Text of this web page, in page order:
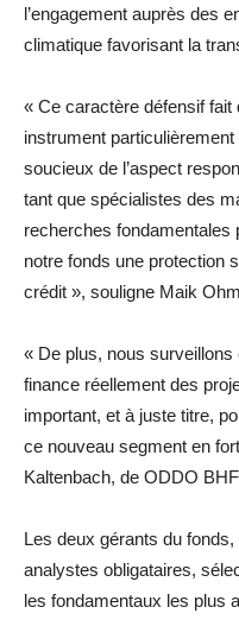
l’engagement auprès des
climatique favorisant la
« Ce caractère défensif
instrument
soucieux de l’aspect
tant que spécialistes des
recherches
notre fonds une protection
crédit », souligne Maik
« De plus, nous surveillons
finance réellement des
important, et à juste titre,
ce nouveau segment en
Kaltenbach, de ODDO
Les deux gérants du
analystes obligataires,
les fondamentaux les plus